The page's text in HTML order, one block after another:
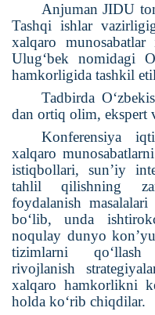
Anjuman JIDU
Tashqi ishlar
xalqaro
Ulug‘bek nomidagi
hamkorligida tashkil
Tadbirda
dan ortiq olim, ekspert
Konferensiya
xalqaro
istiqbollari, sun’iy
tahlil qilishning
foydalanish masalalari
bo‘lib, unda
noqulay dunyo
tizimlarni
rivojlanish
xalqaro hamkorlikni
holda ko‘rib chiqdilar.